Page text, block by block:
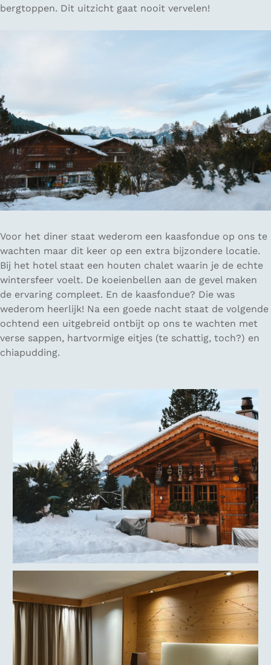
bergtoppen. Dit uitzicht gaat nooit vervelen!
Voor het diner staat wederom een kaasfondue op ons te
wachten maar dit keer op een extra bijzondere locatie.
Bij het hotel staat een houten chalet waarin je de echte
wintersfeer voelt. De koeienbellen aan de gevel maken
de ervaring compleet. En de kaasfondue? Die was
wederom heerlijk! Na een goede nacht staat de volgende
ochtend een uitgebreid ontbijt op ons te wachten met
verse sappen, hartvormige eitjes (te schattig, toch?) en
chiapudding.